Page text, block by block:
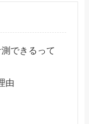
できるって
由